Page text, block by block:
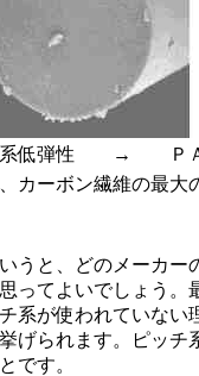
系低弾性 → Ｐ
ーボン繊維の最
と、どのメーカ
ってよいでしょう
系が使われていな
げられます。ピッ
です。